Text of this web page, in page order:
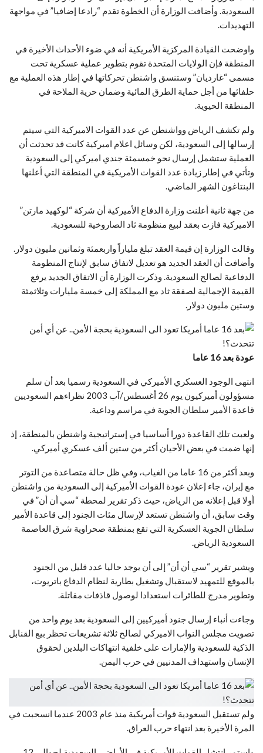
السعودية. وأضافت الوزارة أن الخطوة تقدم “رادعا إضافيا” في مواجهة
التهديدات.
واوضحت القيادة المركزية الأمريكية أنه في ضوء الأحداث الأخيرة في
المنطقة فإن الولايات المتحدة تقوم بتطوير عملية عسكرية تحت
مسمى “غارديان” وستنسق واشنطن تحركاتها في إطار هذه العملية مع
حلفائها من أجل حماية الطرق المائية وضمان حرية الملاحة في
المنطقة الحيوية.
ولم تكشف الرياض وواشنطن عن عدد القوات الاميركية التي سيتم
إرسالها إلى السعودية، لكن وسائل اعلام اميركية كانت قد تحدثت أن
العملية ستشمل إرسال نحو خمسمئة جندي اميركي إلى السعودية
وتأتي في إطار زيادة عدد القوات الأمريكية في المنطقة التي أعلنها
البنتاغون الشهر الماضي.
من جهة ثانية أعلنت وزارة الدفاع الأميركية أن شركة “لوكهيد مارتن”
الاميركية فازت بعقد لبيع منظومة ثاد الصاروخية للسعودية.
وقالت الوزارة إن قيمة العقد تبلغ ملياراً واربعمئة وثمانين مليون دولار.
وأضافت أن العقد الجديد هو تعديل لاتفاق سابق لإنتاج المنظومة
الدفاعية لصالح السعودية. وذكرت الوزارة أن الاتفاق الجديد يرفع
القيمة الإجمالية لصفقة ثاد مع المملكة إلى خمسة مليارات وثلاثمئة
وستين مليون دولار.
عودة بعد 16 عاما
انتهى الوجود العسكري الأميركي في السعودية رسميا بعد أن سلم
مسؤولون أميركيون يوم 26 أغسطس/آب 2003 نظراءهم السعوديين
قاعدة الأمير سلطان الجوية في مراسم وداعية.
ولعبت تلك القاعدة دورا أساسيا في إستراتيجية واشنطن بالمنطقة، إذ
إنها ضمت في بعض الأحيان أكثر من ستين ألف عسكري أميركي.
وبعد أكثر من 16 عاما من الغياب، وفي ظل حالة متصاعدة من التوتر
مع إيران، جاء إعلان عودة القوات الأميركية إلى السعودية من واشنطن
أولا قبل إعلانه من الرياض، حيث ذكر تقرير لمحطة “سي أن أن” في
وقت سابق، أن واشنطن تستعد لإرسال مئات الجنود إلى قاعدة الأمير
سلطان الجوية العسكرية التي تقع بمنطقة صحراوية شرق العاصمة
السعودية الرياض.
ويشير تقرير “سي أن أن” إلى أن يوجد حاليا عدد قليل من الجنود
بالموقع للتمهيد لاستقبال وتشغيل بطارية لنظام الدفاع باتريوت،
وتطوير مدرج للطائرات استعدادا لوصول قاذفات مقاتلة.
وجاءت أنباء إرسال جنود أميركيين إلى السعودية بعد يوم واحد من
تصويت مجلس النواب الاميركي لصالح ثلاثة تشريعات تحظر بيع القنابل
الذكية للسعودية والإمارات على خلفية انتهاكات البلدين لحقوق
الإنسان واستهداف المدنيين في حرب اليمن.
ولم تستقبل السعودية قوات أمريكية منذ عام 2003 عندما انسحبت في
المرة الأخيرة بعد انتهاء حرب العراق.